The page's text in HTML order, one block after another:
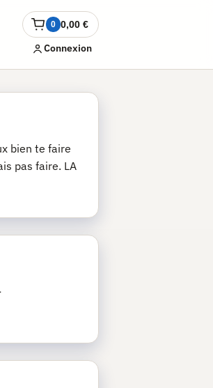
0 0,00€
Ouvrir
le
panierConnexion
bien te faire
pas faire. LA